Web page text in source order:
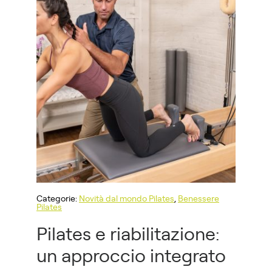
Categorie: Novità dal mondo Pilates, Benessere
Pilates
Pilates e riabilitazione:
un approccio integrato